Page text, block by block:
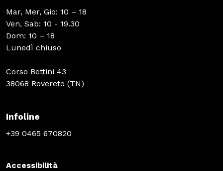
Mar, Mer, Gio: 10 – 18
Ven, Sab: 10 - 19.30
Dom: 10 – 18
Lunedì chiuso
Corso Bettini 43
38068 Rovereto (TN)
Infoline
+39 0465 670820
Accessibilità